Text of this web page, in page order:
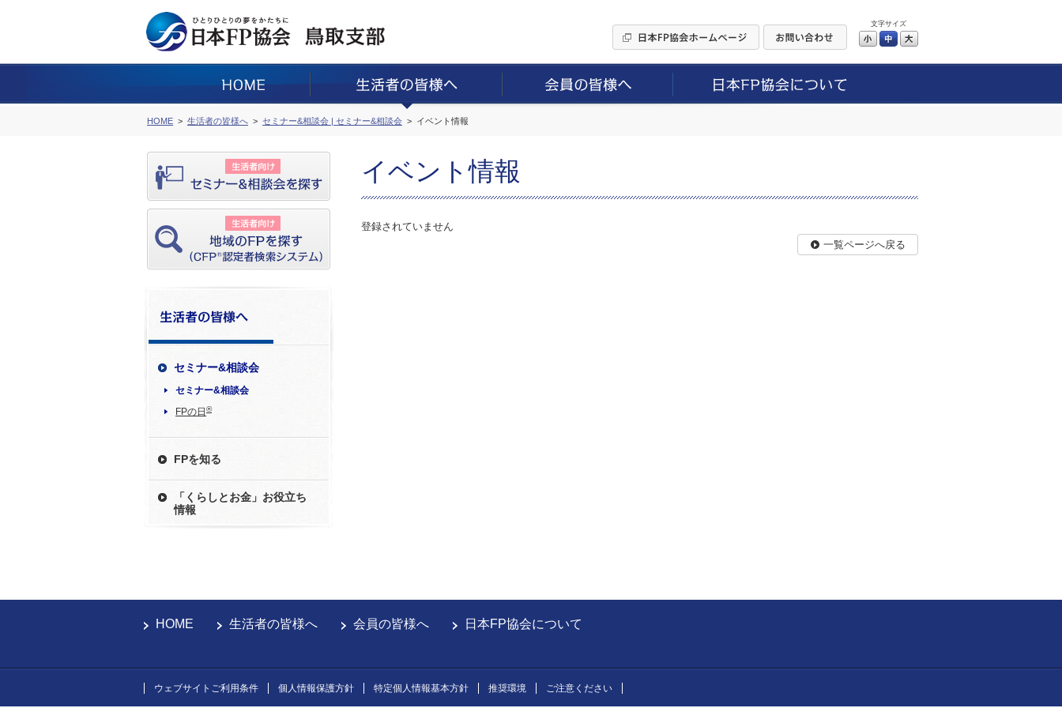
文字サイズ
小 中
HOME 生活者の皆様へ セミナー&相談会 | セミナー&相談会 イベント情報
セミナー&相談会
セミナー&相談会
FPの日 ®
FPを知る
「くらしとお金」お役立ち
情報
イベント情報
登録されていません
一覧ページへ戻る
HOME 生活者の皆様へ 会員の皆様へ 日本FP協会について
ウェブサイトご利用条件 個人情報保護方針 特定個人情報基本方針 推奨環境 ご注意ください